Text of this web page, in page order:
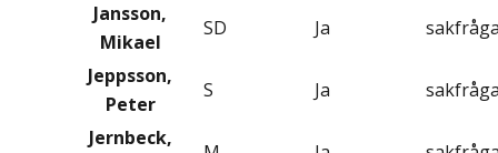
Jansson,
Mikael
SD Ja
Jeppsson,
Peter
S Ja
Jernbeck,